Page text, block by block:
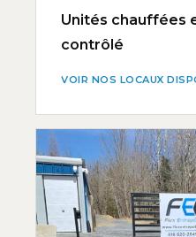
Unités chauffées
contrôlé
VOIR NOS LOCAUX